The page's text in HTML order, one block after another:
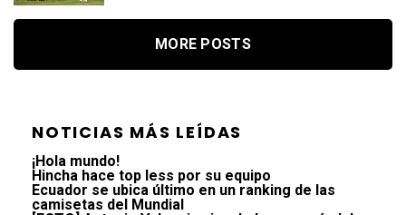
MORE POSTS
NOTICIAS MÁS LEÍDAS
¡Hola mundo!
Hincha hace top less por su equipo
Ecuador se ubica último en un ranking de las
camisetas del Mundial